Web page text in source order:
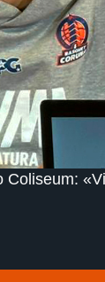
Coliseum: